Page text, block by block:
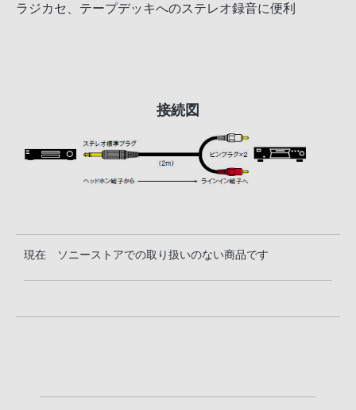
ラジカセ、テープデッキへのステレオ録音に便利
接続図
現在 ソニーストアでの取り扱いのない商品です